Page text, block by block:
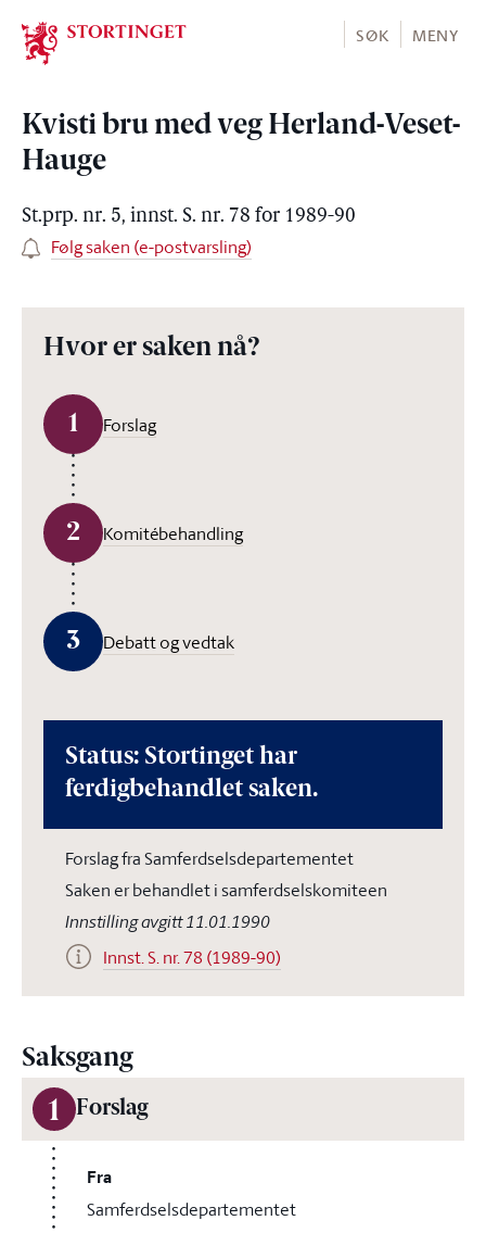
Stortinget.no
SØK MENY
Kvisti bru med veg Herland-Veset-
Hauge
St.prp. nr. 5, innst. S. nr. 78 for 1989-90
Følg saken (e-postvarsling)
Hvor er saken nå?
1 Forslag
2 Komitébehandling
3 Debatt og vedtak
Status: Stortinget har
ferdigbehandlet saken.
Forslag fra Samferdselsdepartementet
Saken er behandlet i samferdselskomiteen
Innstilling avgitt 11.01.1990
Innst. S. nr. 78 (1989-90)
Saksgang
1 Forslag
Fra
Samferdselsdepartementet